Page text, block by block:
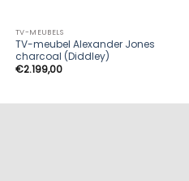
TV-MEUBELS
TV-meubel Alexander Jones
charcoal (Diddley)
€2.199,00